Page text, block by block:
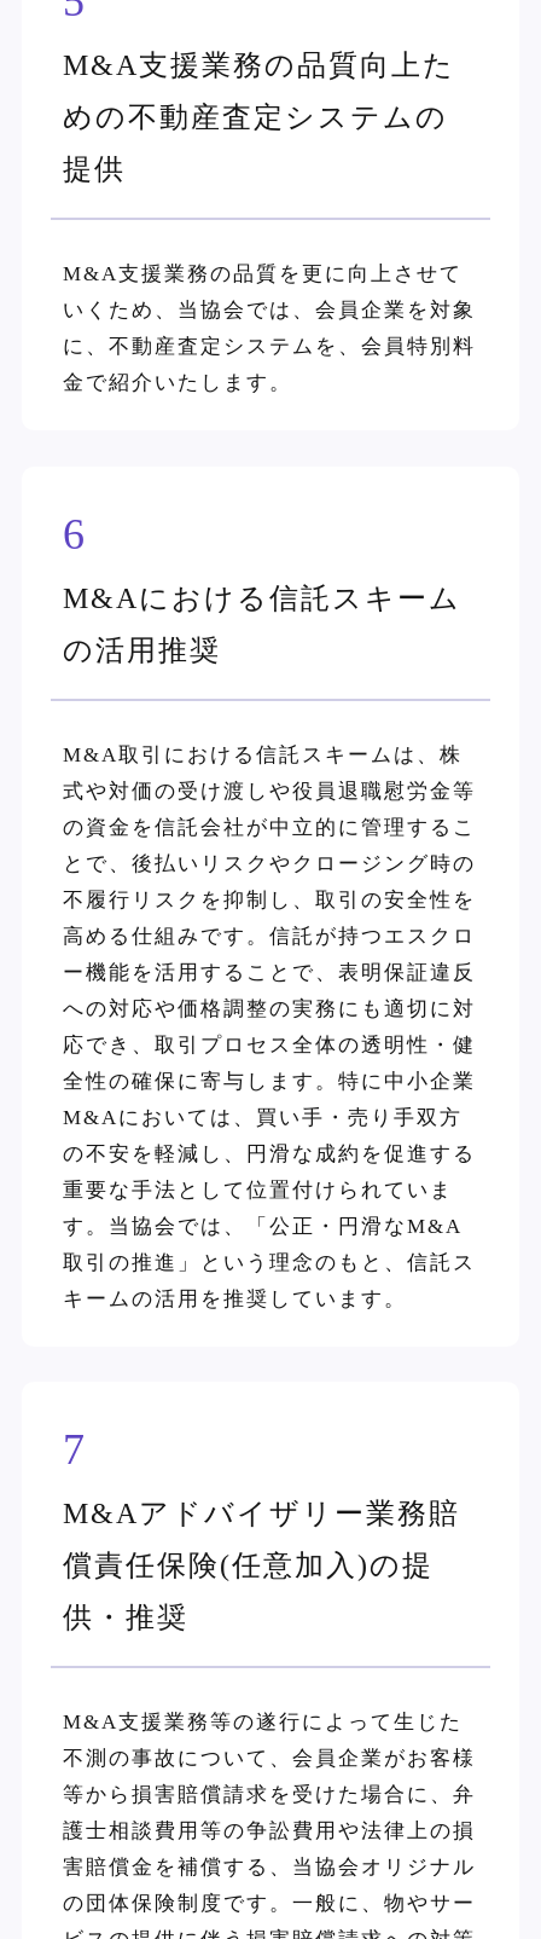
M&A支援業務の品質向上た
めの不動産査定システムの
提供
M&A支援業務の品質を更に向上させて
いくため、当協会では、会員企業を対象
に、不動産査定システムを、会員特別料
金で紹介いたします。
6
M&Aにおける信託スキーム
の活用推奨
M&A取引における信託スキームは、株
式や対価の受け渡しや役員退職慰労金等
の資金を信託会社が中立的に管理するこ
とで、後払いリスクやクロージング時の
不履行リスクを抑制し、取引の安全性を
高める仕組みです。信託が持つエスクロ
ー機能を活用することで、表明保証違反
への対応や価格調整の実務にも適切に対
応でき、取引プロセス全体の透明性・健
全性の確保に寄与します。特に中小企業
M&Aにおいては、買い手・売り手双方
の不安を軽減し、円滑な成約を促進する
重要な手法として位置付けられていま
す。当協会では、「公正・円滑なM&A
取引の推進」という理念のもと、信託ス
キームの活用を推奨しています。
7
M&Aアドバイザリー業務賠
償責任保険(任意加入)の提
供・推奨
M&A支援業務等の遂行によって生じた
不測の事故について、会員企業がお客様
等から損害賠償請求を受けた場合に、弁
護士相談費用等の争訟費用や法律上の損
害賠償金を補償する、当協会オリジナル
の団体保険制度です。一般に、物やサー